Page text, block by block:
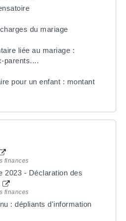
du mariage
liée au mariage :
parents....
pour un enfant : montant
finances
2023 - Déclaration des
finances
: dépliants d'information